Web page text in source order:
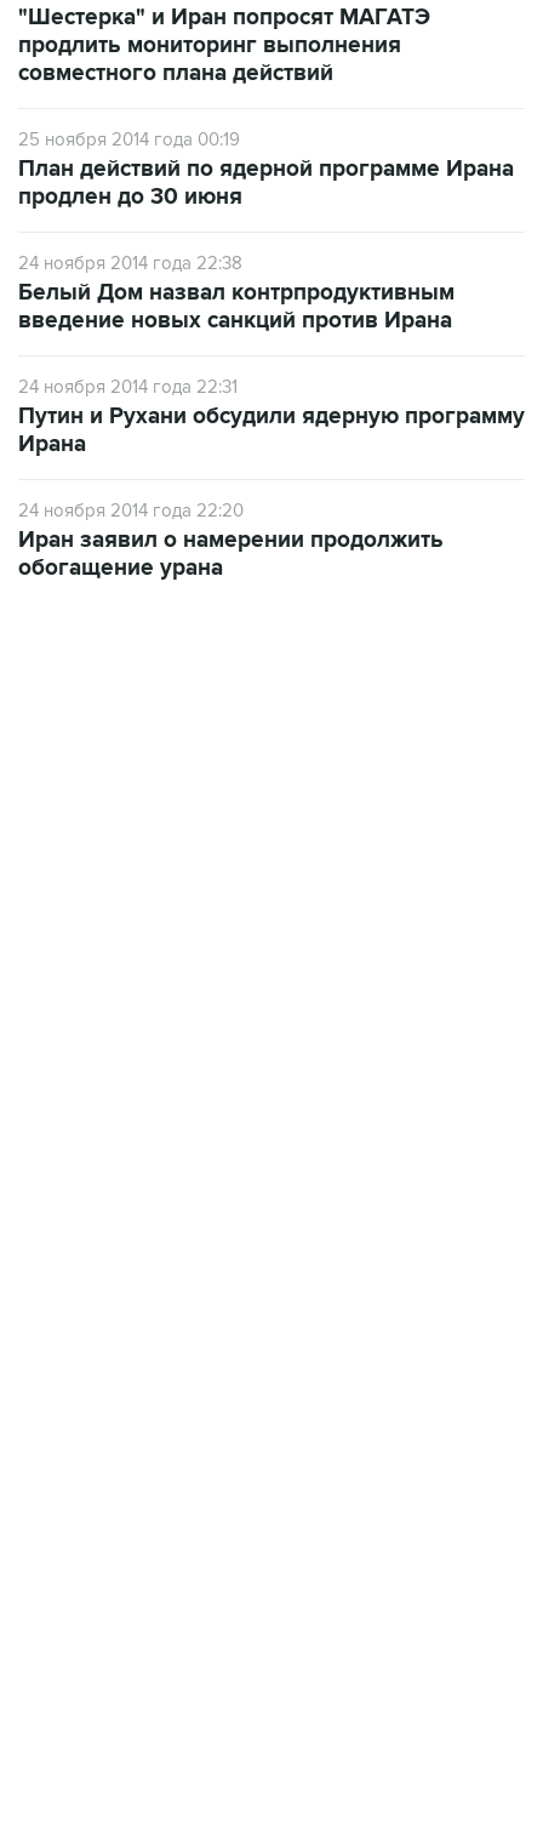
"Шестерка" и Иран попросят МАГАТЭ
продлить мониторинг выполнения
совместного плана действий
25 ноября 2014 года 00:19
План действий по ядерной программе Ирана
продлен до 30 июня
24 ноября 2014 года 22:38
Белый Дом назвал контрпродуктивным
введение новых санкций против Ирана
24 ноября 2014 года 22:31
Путин и Рухани обсудили ядерную программу
Ирана
24 ноября 2014 года 22:20
Иран заявил о намерении продолжить
обогащение урана